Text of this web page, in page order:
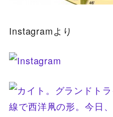
Instagramより